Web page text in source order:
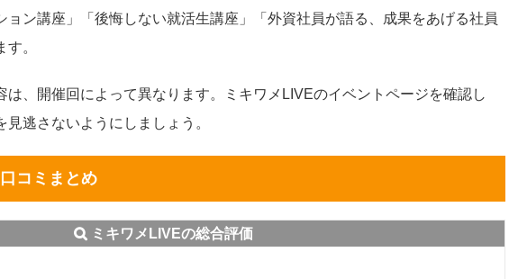
ョン講座」「後悔しない就活生講座」「外資社員が語る、成果をあげる社員
。
は、開催回によって異なります。ミキワメLIVEのイベントページを確認し
逃さないようにしましょう。
コミまとめ
ミキワメLIVEの総合評価